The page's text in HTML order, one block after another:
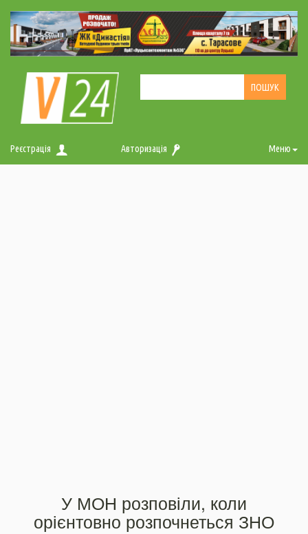
Реєстрація Авторизація Меню
У МОН розповіли, коли
орієнтовно розпочнеться ЗНО